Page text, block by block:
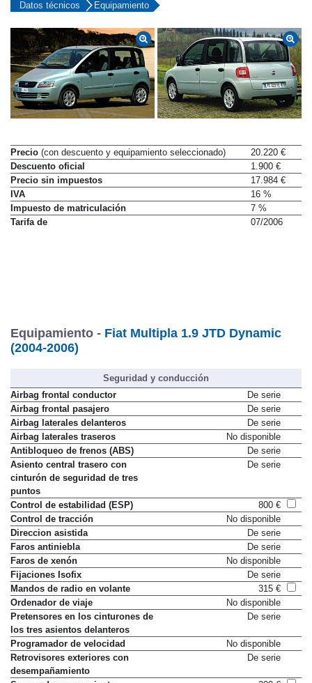
Datos técnicos Equipamiento
Precio (con descuento y equipamiento seleccionado)
20.220 €
Descuento oficial
1.900 €
Precio sin impuestos
17.984 €
IVA
16 %
Impuesto de matriculación
7 %
Tarifa de
07/2006
Equipamiento - Fiat Multipla 1.9 JTD Dynamic
(2004-2006)
Seguridad y conducción
Airbag frontal conductor
De serie
Airbag frontal pasajero
De serie
Airbag laterales delanteros
De serie
Airbag laterales traseros
No disponible
Antibloqueo de frenos (ABS)
De serie
Asiento central trasero con
cinturón de seguridad de tres
puntos
De serie
Control de estabilidad (ESP)
800 €
Control de tracción
No disponible
Direccion asistida
De serie
Faros antiniebla
De serie
Faros de xenón
No disponible
Fijaciones Isofix
De serie
Mandos de radio en volante
315 €
Ordenador de viaje
No disponible
Pretensores en los cinturones de
los tres asientos delanteros
De serie
Programador de velocidad
No disponible
Retrovisores exteriores con
desempañamiento
De serie